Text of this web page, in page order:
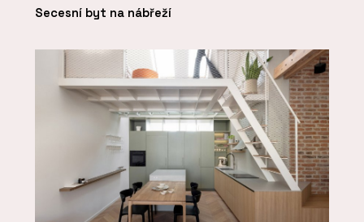
Secesní byt na nábřeží